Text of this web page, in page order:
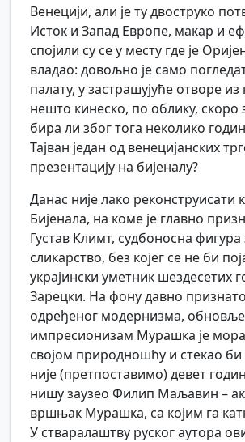
Венецији, али је ту двоструко
Исток и Запад Европе, макар и
спојили су се у месту где је
владао: довољно је само
палату, у застрашујуће отворе из
нешто кинеско, по облику, скоро
бира ли због тога неколико
Тајван један од венецијанских
презентацију на бијеналу?
Данас није лако реконструисати
Бијенала, на коме је главно
Густав Климт, судбоносна фигура
сликарство, без којег се не би
украjински уметник шездесетих
Зарецки. На фону давно
одређеног модернизма,
импресионизам Мурашка је
својом природношћу и стекао
није (претпоставимо) девет
нишу заузео Филип Маљавин –
вршњак Мурашка, са којим га
У стваралаштву руског аутора